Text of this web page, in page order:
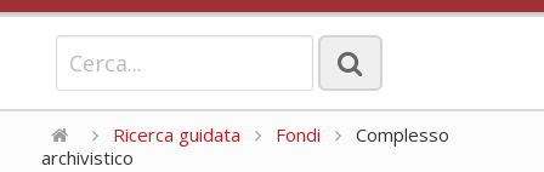
Ricerca guidata Fondi
Complesso
archivistico